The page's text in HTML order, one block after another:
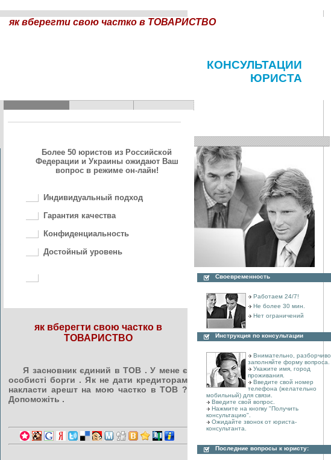
як вберегти свою частко в ТОВАРИСТВО
КОНСУЛЬТАЦИИ
ЮРИСТА
Более 50 юристов из Российской
Федерации и Украины ожидают Ваш
вопрос в режиме он-лайн!
Индивидуальный подход
Гарантия качества
Конфиденциальность
Достойный уровень
як вберегти свою частко в
ТОВАРИСТВО
Я засновник єдиний в ТОВ . У мене є
особисті борги . Як не дати кредиторам
накласти арешт на мою частко в ТОВ ?
Допоможіть .
Своевременность
Работаем 24/7!
Не более 30 мин.
Нет ограничений
Инструкция по консультации
Внимательно, разборчиво
заполняйте форму вопроса.
Укажите имя, город
проживания.
Введите свой номер
телефона (желательно
мобильный) для связи.
Введите свой вопрос.
Нажмите на кнопку "Получить
консультацию".
Ожидайте звонок от юриста-
консультанта.
Последние вопросы к юристу: